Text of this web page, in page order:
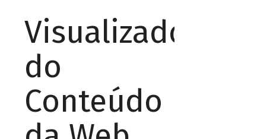
Visualizador
do
Conteúdo